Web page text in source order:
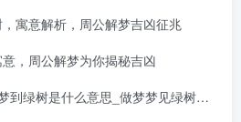
寓意解析，周公解梦吉凶征兆
，周公解梦为你揭秘吉凶
绿树是什么意思_做梦梦见绿树好不好